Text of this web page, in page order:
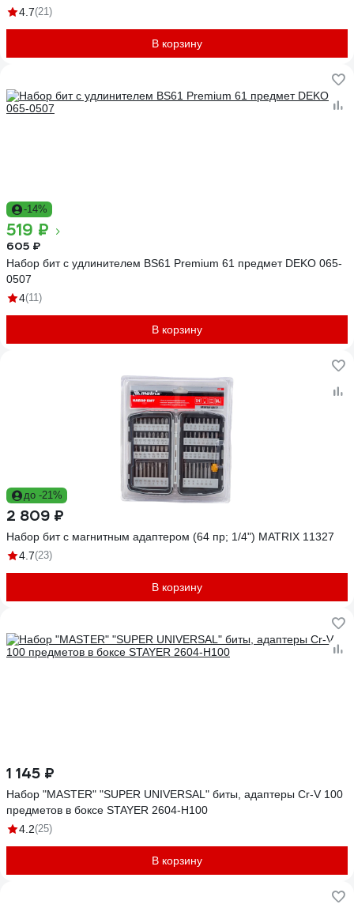
4.7(21)
В корзину
-14%
519 ₽
605 ₽
Набор бит с удлинителем BS61 Premium 61 предмет DEKO 065-
0507
4(11)
В корзину
до -21%
2 809 ₽
Набор бит с магнитным адаптером (64 пр; 1/4") MATRIX 11327
4.7(23)
В корзину
1 145 ₽
Набор "MASTER" "SUPER UNIVERSAL" биты, адаптеры Cr-V 100
предметов в боксе STAYER 2604-H100
4.2(25)
В корзину